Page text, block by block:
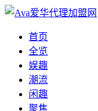
首页
全览
娱趣
潮流
闲趣
聚焦